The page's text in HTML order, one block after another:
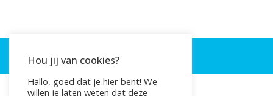
Hou jij van cookies?
Hallo, goed dat je hier bent! We
willen je laten weten dat deze